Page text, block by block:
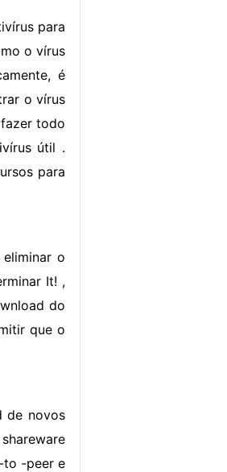
para
o vírus
é
o vírus
todo
útil .
para
o
It! ,
do
que o
de novos
to -peer e